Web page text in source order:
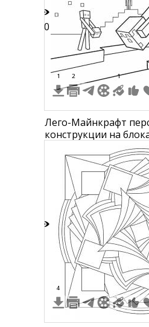
10
1 2 1
Лего-Майнкрафт
конструкции на
4